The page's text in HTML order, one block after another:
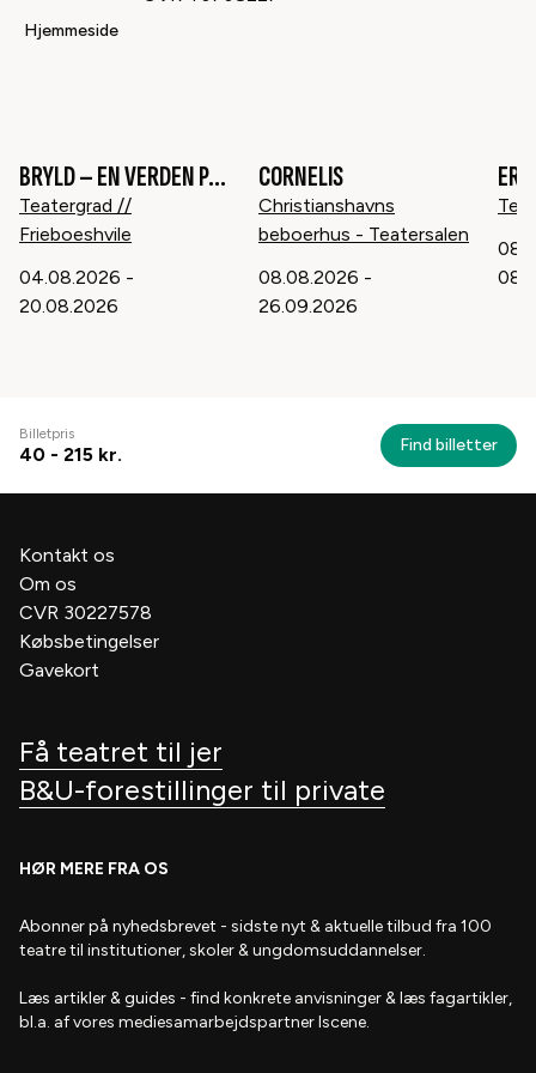
Hjemmeside
15år BRYLD – EN VERDEN PÅ TVÆRS
Teatergrad //
Frieboeshvile
04.08.2026 -
20.08.2026
16år
CORNELIS
Christianshavns
beboerhus - Teatersalen
08.08.2026 -
26.09.2026
Billetpris
40 - 215 kr. Find billetter
Kontakt os
Om os
CVR 30227578
Købsbetingelser
Gavekort
Få teatret til jer
B&U-forestillinger til private
HØR MERE FRA OS
Abonner på nyhedsbrevet - sidste nyt & aktuelle tilbud fra 100
teatre til institutioner, skoler & ungdomsuddannelser.
Læs artikler & guides - find konkrete anvisninger & læs fagartikler,
bl.a. af vores mediesamarbejdspartner Iscene.